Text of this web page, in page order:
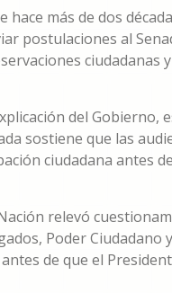
hace más de dos
postulaciones al
ciudadanas
del Gobierno,
sostiene que las
ciudadana antes
relevó
Poder Ciudadano
de que el